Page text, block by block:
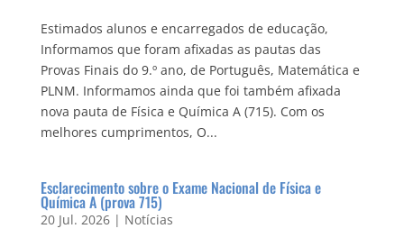
Estimados alunos e encarregados de educação,
Informamos que foram afixadas as pautas das
Provas Finais do 9.º ano, de Português, Matemática e
PLNM. Informamos ainda que foi também afixada
nova pauta de Física e Química A (715). Com os
melhores cumprimentos, O...
Esclarecimento sobre o Exame Nacional de Física e
Química A (prova 715)
20 Jul. 2026| Notícias